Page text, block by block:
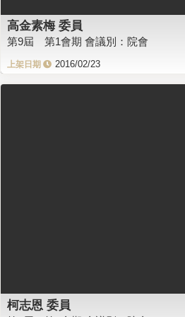
高金素梅 委員
第9屆 第1會期 會議別：院會
2016/02/23
柯志恩 委員